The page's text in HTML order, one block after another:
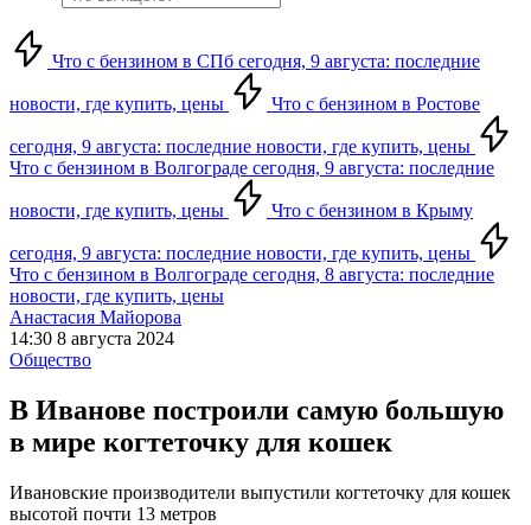
Что с бензином в СПб сегодня, 9 августа: последние
новости, где купить, цены Что с бензином в Ростове
сегодня, 9 августа: последние новости, где купить, цены
Что с бензином в Волгограде сегодня, 9 августа: последние
новости, где купить, цены Что с бензином в Крыму
сегодня, 9 августа: последние новости, где купить, цены
Что с бензином в Волгограде сегодня, 8 августа: последние
новости, где купить, цены
Анастасия Майорова
14:30 8 августа 2024
Общество
В Иванове построили самую большую
в мире когтеточку для кошек
Ивановские производители выпустили когтеточку для кошек
высотой почти 13 метров